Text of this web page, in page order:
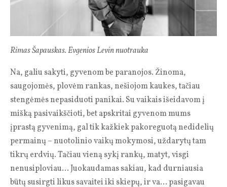
Rimas Šapauskas. Evgenios Levin nuotrauka
Na, galiu sakyti, gyvenom be paranojos. Žinoma,
saugojomės, plovėm rankas, nešiojom kaukes, tačiau
stengėmės nepasiduoti panikai. Su vaikais išeidavom į
mišką pasivaikščioti, bet apskritai gyvenom mums
įprastą gyvenimą, gal tik kažkiek pakoreguotą nedidelių
permainų – nuotolinio vaikų mokymosi, uždarytų tam
tikrų erdvių. Tačiau vieną sykį rankų, matyt, visgi
nenusiploviau… Juokaudamas sakiau, kad durniausia
būtų susirgti likus savaitei iki skiepų, ir va… pasigavau